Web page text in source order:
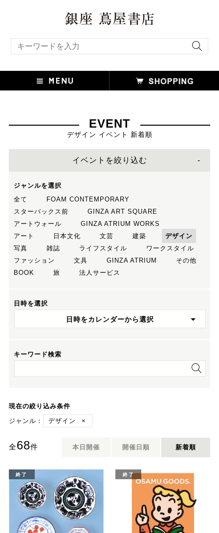
EVENT
デザイン イベント 新着順
イベントを絞り込む
ジャンルを選択
全て
FOAM CONTEMPORARY
スターバックス前
GINZA ART SQUARE
アートウォール
GINZA ATRIUM WORKS
アート
日本文化 文芸 建築
デザイン
写真
雑誌 ライフスタイル
ワークスタイル
ファッション
文具 GINZA ATRIUM
その他
BOOK
旅 法人サービス
日時を選択
日時をカレンダーから選択
キーワード検索
現在の絞り込み条件
ジャンル：
デザイン ×
全68件 本日開催 開催日順 新着順
終了 終了